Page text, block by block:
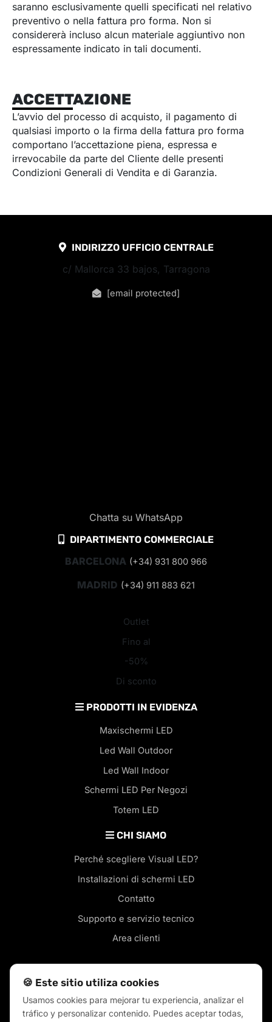
saranno esclusivamente quelli specificati nel relativo
preventivo o nella fattura pro forma. Non si
considererà incluso alcun materiale aggiuntivo non
espressamente indicato in tali documenti.
ACCETTAZIONE
L’avvio del processo di acquisto, il pagamento di
qualsiasi importo o la firma della fattura pro forma
comportano l’accettazione piena, espressa e
irrevocabile da parte del Cliente delle presenti
Condizioni Generali di Vendita e di Garanzia.
INDIRIZZO UFFICIO CENTRALE
c/ Mallorca 33 bajos, Tarragona
[email protected]
Chatta su WhatsApp
DIPARTIMENTO COMMERCIALE
BARCELONA (+34) 931 800 966
MADRID (+34) 911 883 621
Outlet
Fino al
-50%
Di sconto
PRODOTTI IN EVIDENZA
Maxischermi LED
Led Wall Outdoor
Led Wall Indoor
Schermi LED Per Negozi
Totem LED
CHI SIAMO
Perché scegliere Visual LED?
Installazioni di schermi LED
Contatto
Supporto e servizio tecnico
Area clienti
Schermi LED nella tua città
🍪 Este sitio utiliza cookies
Usamos cookies para mejorar tu experiencia, analizar el
tráfico y personalizar contenido. Puedes aceptar todas,